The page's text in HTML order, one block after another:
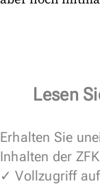
Lesen
Erhalten Sie
Inhalten der
✓ Vollzugriff